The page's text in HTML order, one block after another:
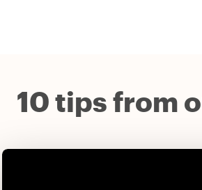
10 tips from